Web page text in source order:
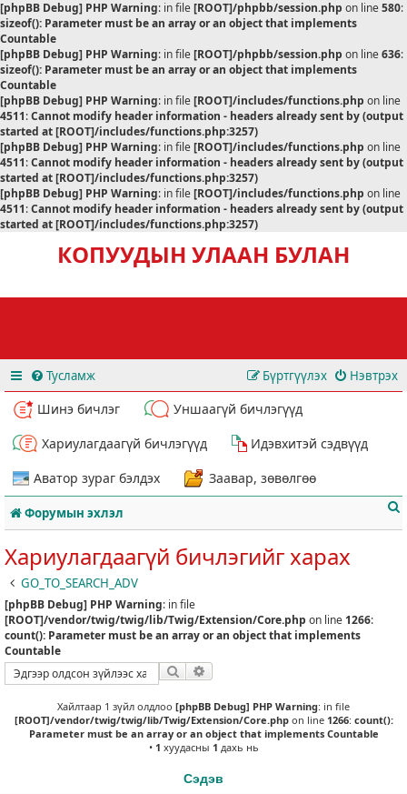
[phpBB Debug] PHP Warning: in file[ROOT]/phpbb/session.php on line580:
sizeof(): Parameter must be an array or an object that implements
Countable
[phpBB Debug] PHP Warning: in file[ROOT]/phpbb/session.php on line636:
sizeof(): Parameter must be an array or an object that implements
Countable
[phpBB Debug] PHP Warning: in file[ROOT]/includes/functions.php on line
4511:Cannot modify header information - headers already sent by (output
started at [ROOT]/includes/functions.php:3257)
[phpBB Debug] PHP Warning: in file[ROOT]/includes/functions.php on line
4511:Cannot modify header information - headers already sent by (output
started at [ROOT]/includes/functions.php:3257)
[phpBB Debug] PHP Warning: in file[ROOT]/includes/functions.php on line
4511:Cannot modify header information - headers already sent by (output
started at [ROOT]/includes/functions.php:3257)
КОПУУДЫН УЛААН БУЛАН
Тусламж Нэвтрэх
Бүртгүүлэх
Шинэ бичлэг
Уншаагүй бичлэгүүд
Хариулагдаагүй бичлэгүүд
Идэвхитэй сэдвүүд
Аватор зураг бэлдэх
Заавар, зөвөлгөө
Форумын эхлэл
Хариулагдаагүй бичлэгийг харах
GO_TO_SEARCH_ADV
[phpBB Debug] PHP Warning: in file
[ROOT]/vendor/twig/twig/lib/Twig/Extension/Core.php on line 1266:
count(): Parameter must be an array or an object that implements
Countable
Хайлт
Хайлтаар 1 зүйл олдлоо [phpBB Debug] PHP Warning: in file
[ROOT]/vendor/twig/twig/lib/Twig/Extension/Core.phpon line 1266: count():
Parameter must be an array or an object that implements Countable
• 1 хуудасны 1 дахь нь
Сэдэв